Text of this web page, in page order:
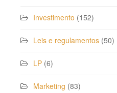
Investimento (152)
Leis e regulamentos (50)
LP (6)
Marketing (83)